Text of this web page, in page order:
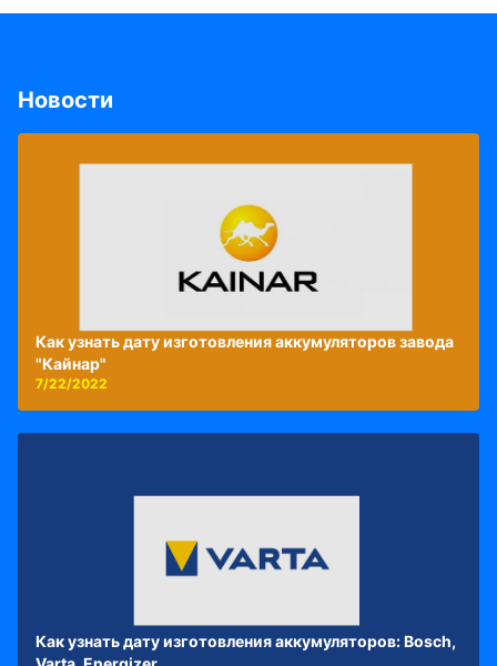
Новости
Как узнать дату изготовления аккумуляторов завода
"Кайнар"
7/22/2022
Как узнать дату изготовления аккумуляторов: Bosch,